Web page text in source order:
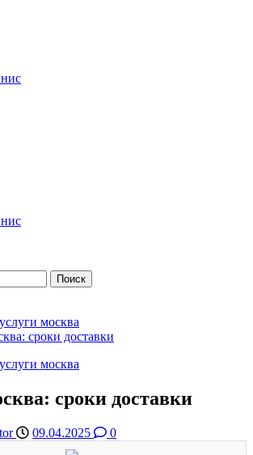
москва
сроки доставки
москва
сроки доставки
09.04.2025 0